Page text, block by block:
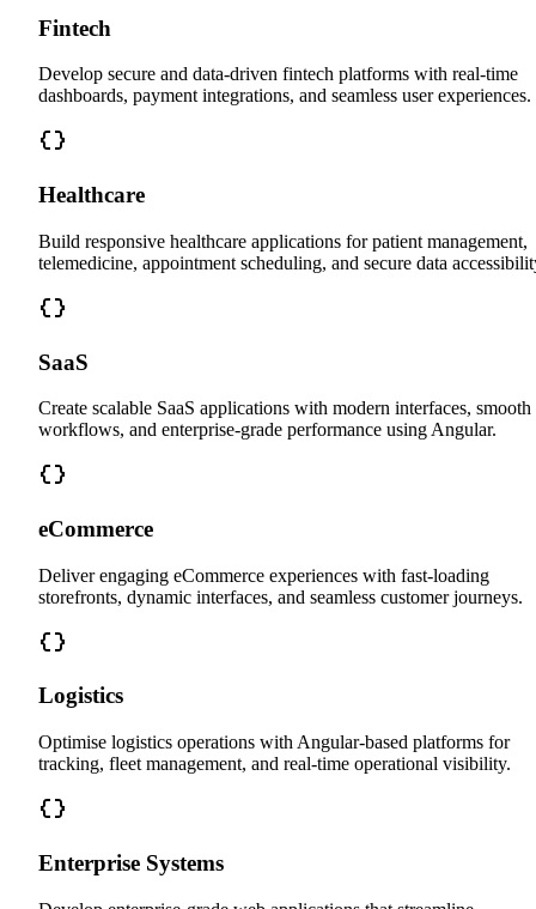
Fintech
Develop secure and data-driven fintech platforms with real-time
dashboards, payment integrations, and seamless user experiences.
Healthcare
Build responsive healthcare applications for patient management,
telemedicine, appointment scheduling, and secure data
SaaS
Create scalable SaaS applications with modern interfaces, smooth
workflows, and enterprise-grade performance using Angular.
eCommerce
Deliver engaging eCommerce experiences with fast-loading
storefronts, dynamic interfaces, and seamless customer journeys.
Logistics
Optimise logistics operations with Angular-based platforms for
tracking, fleet management, and real-time operational visibility.
Enterprise Systems